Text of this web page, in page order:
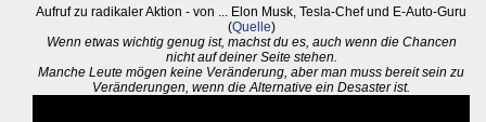
Aufruf zu radikaler Aktion - von ... Elon Musk, Tesla-Chef und E-Auto-Guru
(Quelle)
Wenn etwas wichtig genug ist, machst du es, auch wenn die Chancen
nicht auf deiner Seite stehen.
Manche Leute mögen keine Veränderung, aber man muss bereit sein zu
Veränderungen, wenn die Alternative ein Desaster ist.